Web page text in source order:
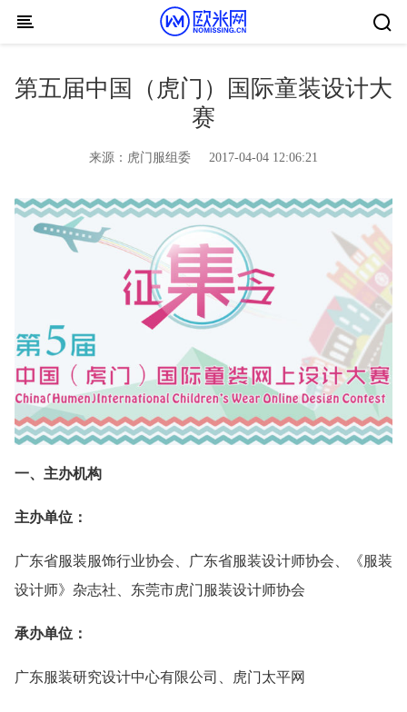
Skip to content
第五届中国（虎门）国际童装设计大
赛
来源： 虎门服组委 2017-04-04 12:06:21
一、主办机构
主办单位：
广东省服装服饰行业协会、广东省服装设计师协会、《服装
设计师》杂志社、东莞市虎门服装设计师协会
承办单位：
广东服装研究设计中心有限公司、虎门太平网